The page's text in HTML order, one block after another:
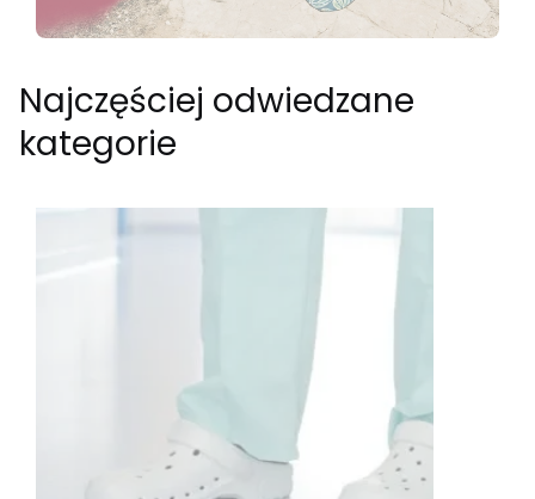
Najczęściej odwiedzane
kategorie